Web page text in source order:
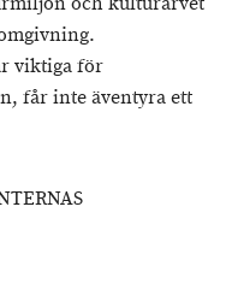
viktiga för
får inte äventyra ett